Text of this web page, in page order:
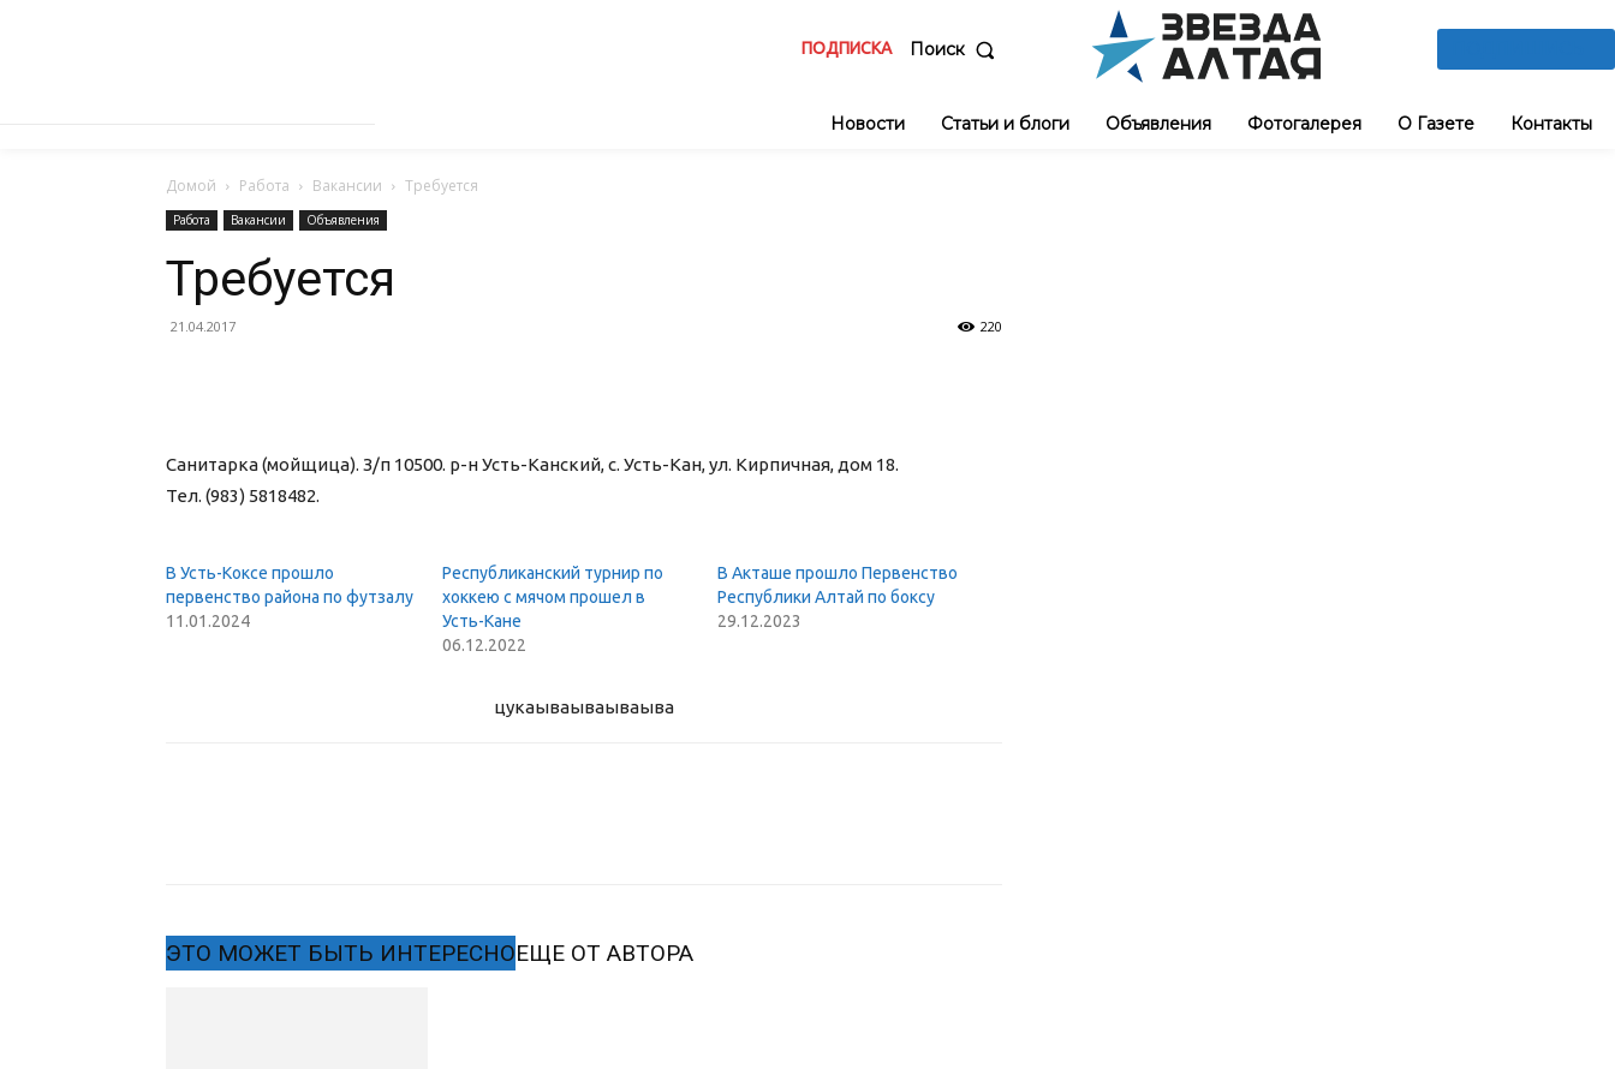
ПОДПИСКА Поиск
Новости Статьи и блоги Объявления Фотогалерея О Газете Контакты
Домой Работа Вакансии Требуется
Работа Вакансии Объявления
Требуется
21.04.2017 220
Санитарка (мойщица). З/п 10500. р-н Усть-Канский, с. Усть-Кан, ул. Кирпичная, дом 18.
Тел. (983) 5818482.
В Усть-Коксе прошло
первенство района по футзалу
11.01.2024
Республиканский турнир по
хоккею с мячом прошел в
Усть-Кане
06.12.2022
В Акташе прошло Первенство
Республики Алтай по боксу
29.12.2023
цукаываываываыва
ЭТО МОЖЕТ БЫТЬ ИНТЕРЕСНОЕЩЕ ОТ АВТОРА